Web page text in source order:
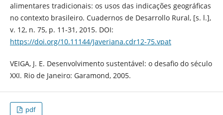
alimentares tradicionais: os usos das indicações geográficas
no contexto brasileiro. Cuadernos de Desarrollo Rural, [s. l.],
v. 12, n. 75, p. 11-31, 2015. DOI:
https://doi.org/10.11144/Javeriana.cdr12-75.vpat
VEIGA, J. E. Desenvolvimento sustentável: o desafio do século
XXI. Rio de Janeiro: Garamond, 2005.
pdf